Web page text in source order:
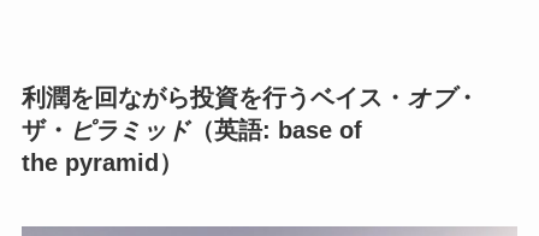
利潤を回ながら投資を行うベイス・ オブ・
ザ・ ピラミッド（英語: base of
the pyramid）